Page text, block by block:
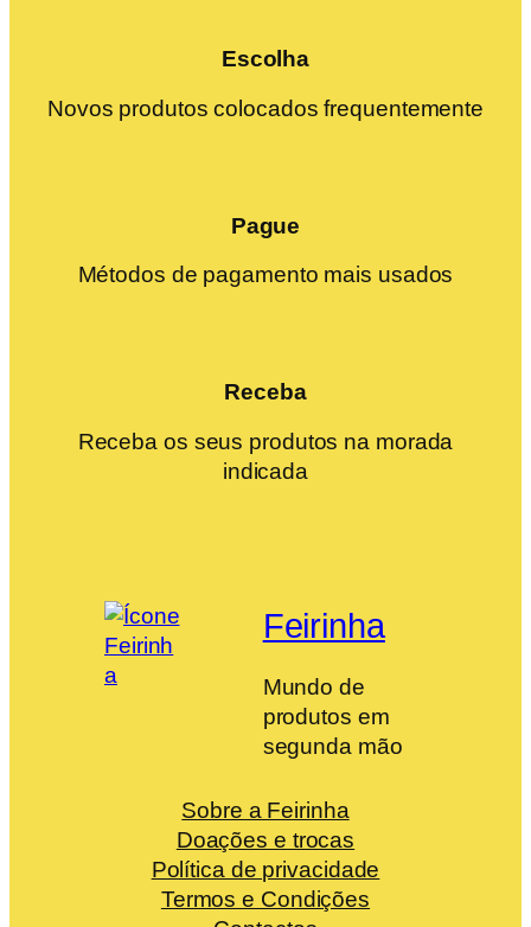
Escolha
Novos produtos colocados frequentemente
Pague
Métodos de pagamento mais usados
Receba
Receba os seus produtos na morada
indicada
Feirinha
Mundo de
produtos em
segunda mão
Sobre a Feirinha
Doações e trocas
Política de privacidade
Termos e Condições